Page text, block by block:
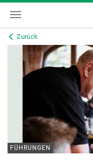
Zurück
FÜHRUNGEN